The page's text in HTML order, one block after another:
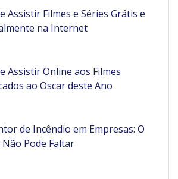
Assistir Filmes e Séries Grátis e
na Internet
Assistir Online aos Filmes
ao Oscar deste Ano
de Incêndio em Empresas: O
Não Pode Faltar